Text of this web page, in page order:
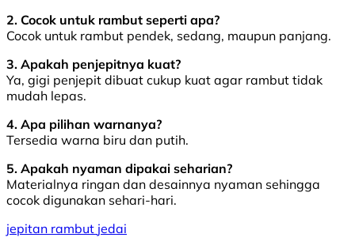
2. Cocok untuk rambut seperti apa?
Cocok untuk rambut pendek, sedang, maupun panjang.
3. Apakah penjepitnya kuat?
Ya, gigi penjepit dibuat cukup kuat agar rambut tidak
mudah lepas.
4. Apa pilihan warnanya?
Tersedia warna biru dan putih.
5. Apakah nyaman dipakai seharian?
Materialnya ringan dan desainnya nyaman sehingga
cocok digunakan sehari-hari.
jepitan rambut jedai